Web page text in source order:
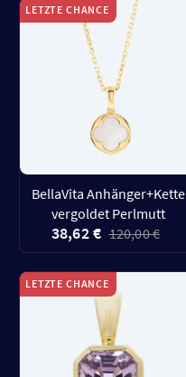
LETZTE CHANCE
BellaVita Anhänger+Kette
vergoldet Perlmutt
38,62 € 120,00 €
LETZTE CHANCE